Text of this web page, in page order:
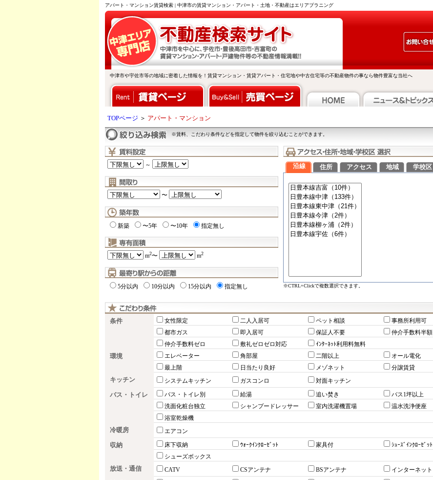
アパート・マンション賃貸検索 | 中津市の賃貸マンション・アパート・土地・不動産はエリアプラニング
中津市や宇佐市等の地域に密着した情報を！賃貸マンション・賃貸アパート・住宅地や中古住宅等の不動産物件の事なら物件豊富な当社へ
TOPページ ＞ アパート・マンション
※賃料、こだわり条件などを指定して物件を絞り込むことができます。
～
〜
新築 〜5年 〜10年 指定無し
m2〜 m2
5分以内 10分以内 15分以内 指定無し
沿線 住所 アクセス 地域 学校区
※CTRL+Clickで複数選択できます。
条件 女性限定 二人入居可 ペット相談
事務所利用可
都市ガス
即入居可 保証人不要
仲介手数料半額
仲介手数料ゼロ
敷礼ゼロゼロ対応 ｲﾝﾀｰﾈｯﾄ利用料無料
環境 エレベーター 角部屋 二階以上
オール電化
最上階
日当たり良好 メゾネット 分譲賃貸
キッチン システムキッチン ガスコンロ 対面キッチン
バス・トイレ バス・トイレ別 給湯 追い焚き
バス1坪以上
洗面化粧台独立
シャンプードレッサー 室内洗濯機置場
温水洗浄便座
浴室乾燥機
冷暖房 エアコン
収納 床下収納 ｳｫｰｸｲﾝｸﾛｰｾﾞｯﾄ 家具付
ｼｭｰｽﾞｲﾝｸﾛｰｾﾞｯﾄ
シューズボックス
放送・通信 CATV CSアンテナ BSアンテナ インターネット